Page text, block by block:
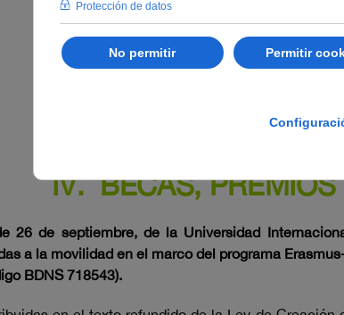
IV. BECAS,
26 de septiembre, de la Universidad
a la movilidad en el marco del programa
BDNS 718543).